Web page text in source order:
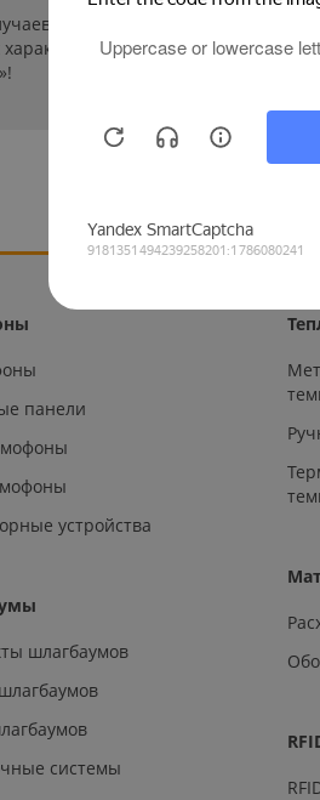
производители могут
и стоимости
панели
устройства
шлагбаумов
системы